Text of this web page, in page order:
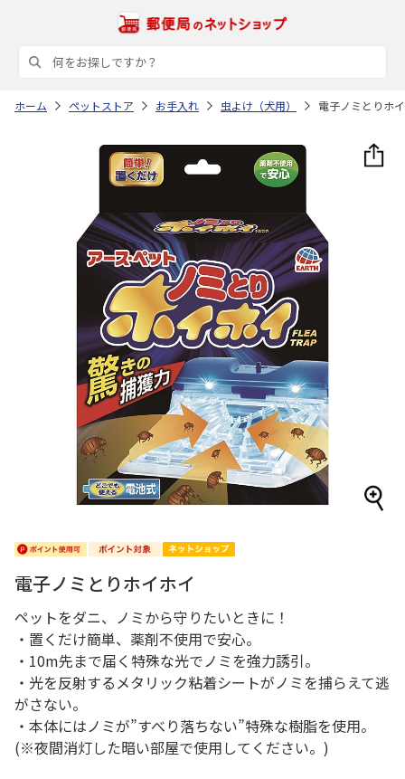
ホーム ペットストア お手入れ 虫よけ（犬用） 電子ノミとりホ
電子ノミとりホイホイ
ペットをダニ、ノミから守りたいときに！
・置くだけ簡単、薬剤不使用で安心。
・10m先まで届く特殊な光でノミを強力誘引。
・光を反射するメタリック粘着シートがノミを捕らえて逃
がさない。
・本体にはノミが”すべり落ちない”特殊な樹脂を使用。
(※夜間消灯した暗い部屋で使用してください。)